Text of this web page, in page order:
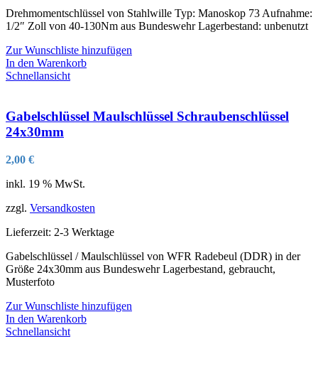
Drehmomentschlüssel von Stahlwille Typ: Manoskop 73 Aufnahme:
1/2″ Zoll von 40-130Nm aus Bundeswehr Lagerbestand: unbenutzt
Zur Wunschliste hinzufügen
In den Warenkorb
Schnellansicht
Gabelschlüssel Maulschlüssel Schraubenschlüssel
24x30mm
2,00 €
inkl. 19 % MwSt.
zzgl. Versandkosten
Lieferzeit: 2-3 Werktage
Gabelschlüssel / Maulschlüssel von WFR Radebeul (DDR) in der
Größe 24x30mm aus Bundeswehr Lagerbestand, gebraucht,
Musterfoto
Zur Wunschliste hinzufügen
In den Warenkorb
Schnellansicht